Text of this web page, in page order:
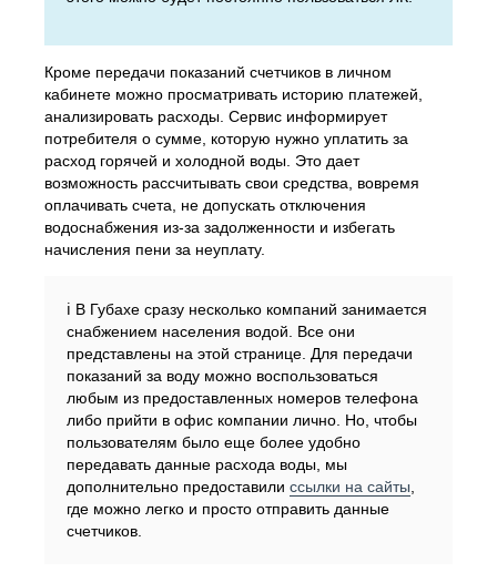
Кроме передачи показаний счетчиков в личном
кабинете можно просматривать историю платежей,
анализировать расходы. Сервис информирует
потребителя о сумме, которую нужно уплатить за
расход горячей и холодной воды. Это дает
возможность рассчитывать свои средства, вовремя
оплачивать счета, не допускать отключения
водоснабжения из-за задолженности и избегать
начисления пени за неуплату.
ℹ️ В Губахе сразу несколько компаний занимается
снабжением населения водой. Все они
представлены на этой странице. Для передачи
показаний за воду можно воспользоваться
любым из предоставленных номеров телефона
либо прийти в офис компании лично. Но, чтобы
пользователям было еще более удобно
передавать данные расхода воды, мы
дополнительно предоставили ссылки на сайты
где можно легко и просто отправить данные
счетчиков.